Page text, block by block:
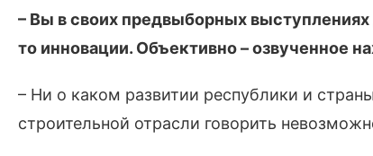
– Вы в своих предвыборных
то инновации. Объективно – озвученное
– Ни о каком развитии республики и
строительной отрасли говорить